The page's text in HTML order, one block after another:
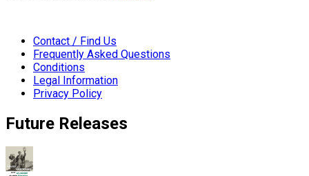
Contact / Find Us
Frequently Asked Questions
Conditions
Legal Information
Privacy Policy
Future Releases